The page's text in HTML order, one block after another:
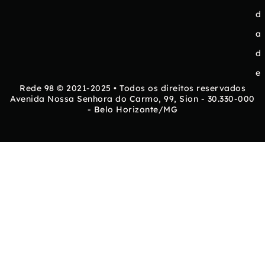
d
a
d
e
Rede 98 © 2021-2025 • Todos os direitos reservados
Avenida Nossa Senhora do Carmo, 99, Sion - 30.330-000
- Belo Horizonte/MG